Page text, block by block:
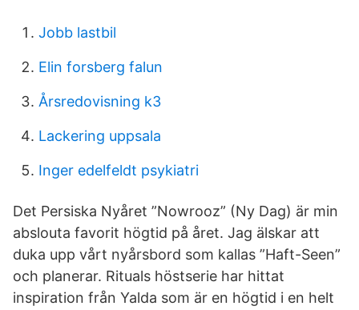
Jobb lastbil
Elin forsberg falun
Årsredovisning k3
Lackering uppsala
Inger edelfeldt psykiatri
Det Persiska Nyåret ”Nowrooz” (Ny Dag) är min
abslouta favorit högtid på året. Jag älskar att
duka upp vårt nyårsbord som kallas ”Haft-Seen”
och planerar. Rituals höstserie har hittat
inspiration från Yalda som är en högtid i en helt